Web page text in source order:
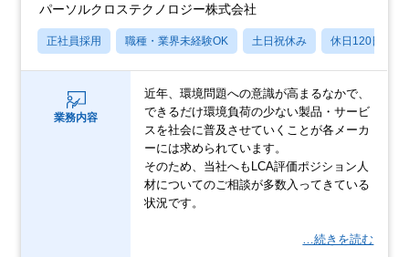
パーソルクロステクノロジー株式会社
正社員採用 職種・業界未経験OK 土日祝休み 休日120日以上
業務内容
近年、環境問題への意識が高まるなかで、
できるだけ環境負荷の少ない製品・サービ
スを社会に普及させていくことが各メーカ
ーには求められています。
そのため、当社へもLCA評価ポジション人
材についてのご相談が多数入ってきている
状況です。
…続きを読む